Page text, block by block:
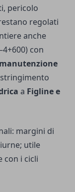
pericolo
regolati
anche
con
manutenzione
a Figline e
margini di
utile
con i cicli